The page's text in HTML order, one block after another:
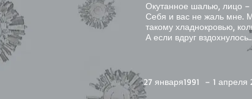
Окутанное шалью, лицо –
Себя и вас не жаль мне.
такому хладнокровью,
А если вдруг
27 января1991 – 1 апреля